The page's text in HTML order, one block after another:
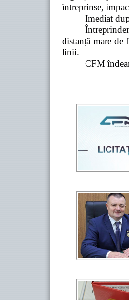
întreprinse,
Imediat
distanță mare de
linii.
CFM